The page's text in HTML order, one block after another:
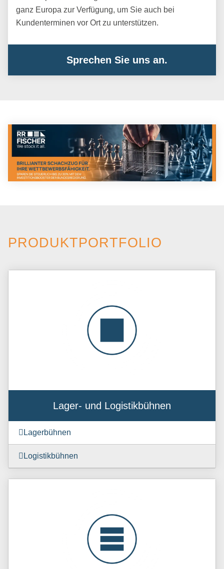
ganz Europa zur Verfügung, um Sie auch bei
Kundenterminen vor Ort zu unterstützen.
Sprechen Sie uns an.
PRODUKTPORTFOLIO
Lager- und Logistikbühnen
Lagerbühnen
Logistikbühnen